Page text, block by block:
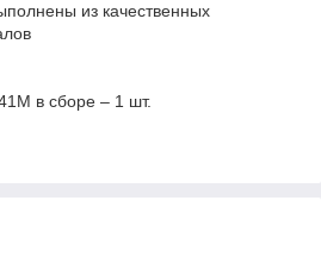
из качественных
в сборе – 1 шт.